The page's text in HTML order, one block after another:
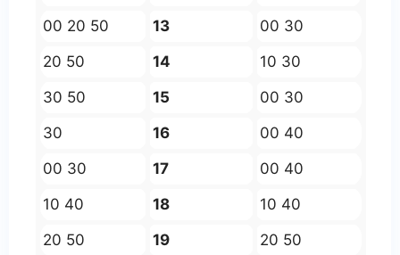
00 20 50
13
00 30
20 50
14
10 30
30 50
15
00 30
30
16
00 40
00 30
17
00 40
10 40
18
10 40
20 50
19
20 50